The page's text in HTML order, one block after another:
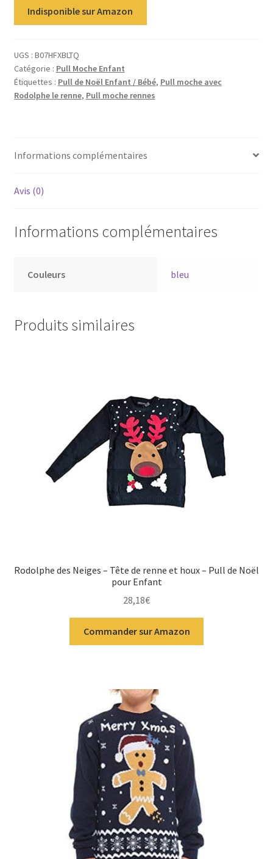
Indisponible sur Amazon
UGS : B07HFXBLTQ
Catégorie : Pull Moche Enfant
Étiquettes : Pull de Noël Enfant / Bébé, Pull moche avec
Rodolphe le renne, Pull moche rennes
Informations complémentaires
Avis (0)
Informations complémentaires
Couleurs bleu
Produits similaires
Rodolphe des Neiges – Tête de renne et houx – Pull de Noël
pour Enfant
28,18€
Commander sur Amazon